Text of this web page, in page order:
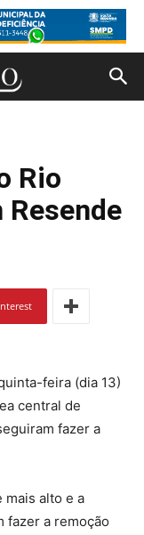
Rio
Resende
feira (dia 13)
central de
fazer a
alto e a
fazer a remoção